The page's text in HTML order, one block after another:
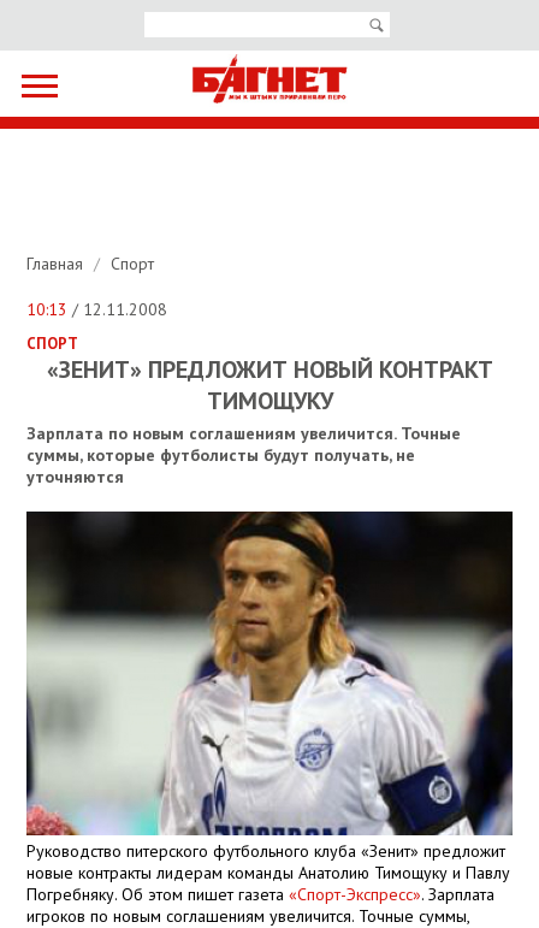
Главная / Спорт
10:13 / 12.11.2008
СПОРТ
«ЗЕНИТ» ПРЕДЛОЖИТ НОВЫЙ КОНТРАКТ
ТИМОЩУКУ
Зарплата по новым соглашениям увеличится. Точные
суммы, которые футболисты будут получать, не
уточняются
Руководство питерского футбольного клуба «Зенит» предложит
новые контракты лидерам команды Анатолию Тимощуку и Павлу
Погребняку. Об этом пишет газета«Спорт-Экспресс». Зарплата
игроков по новым соглашениям увеличится. Точные суммы,